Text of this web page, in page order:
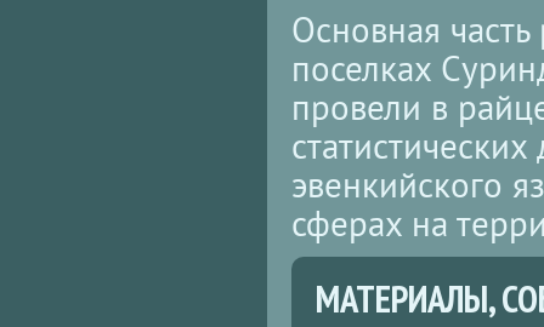
Основная
поселках
провели в
эвенкийского
сферах на
МАТЕРИАЛЫ,